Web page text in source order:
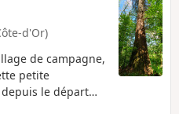
d'Or)
de campagne,
petite
le départ